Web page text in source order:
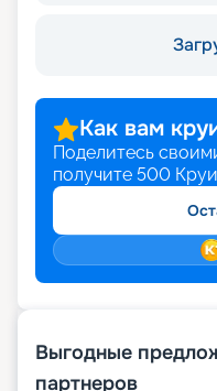
Как вам
Поделитесь
получите 500
Выгодные
партнеров